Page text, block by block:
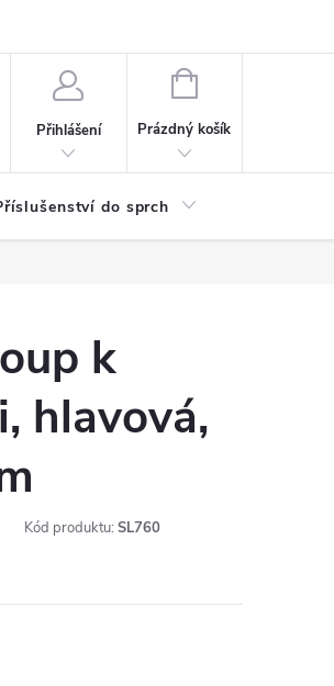
Přihlášení
NÁKUPNÍ
Prázdný košík
do sprch
k
hlavová,
Kód produktu: SL760